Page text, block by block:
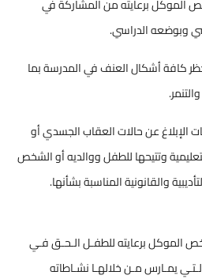
الموكل برعايته من المشاركة في
وبوضعه الدراسي.
كافة أشكال العنف في المدرسة بما
الإبلاغ عن حالات العقاب الجسدي أو
وتتيحها للطفل ووالديه أو الشخص
والقانونية المناسبة بشأنها.
الموكل برعايته للطفـل الـحـق فـي
يمـارس مـن خلالهـا نشـاطاته